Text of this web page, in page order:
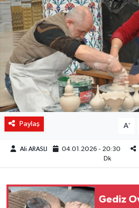
Paylaş A-
Ali ARASLI 04.01.2026 - 20:30
Dk
Gediz